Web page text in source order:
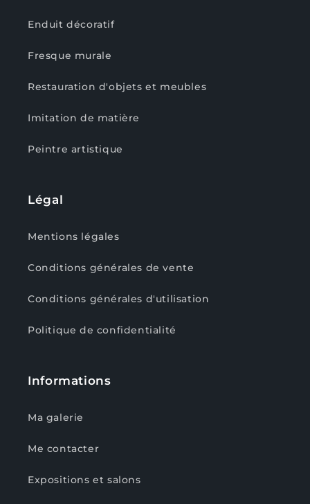
Enduit décoratif
Fresque murale
Restauration d'objets et meubles
Imitation de matière
Peintre artistique
Légal
Mentions légales
Conditions générales de vente
Conditions générales d'utilisation
Politique de confidentialité
Informations
Ma galerie
Me contacter
Expositions et salons